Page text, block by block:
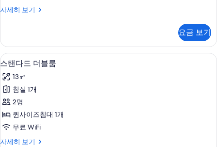
보
자세히 보기
싱
세
히
보
요금 보기
스
탠
다
드
더
블
고급 침구, 객실 내 금고, 책상, 노트북
11
스탠다드 더블룸
13㎡
침실 1개
2명
퀸사이즈침대 1개
무료 WiFi
자세히 보기
스